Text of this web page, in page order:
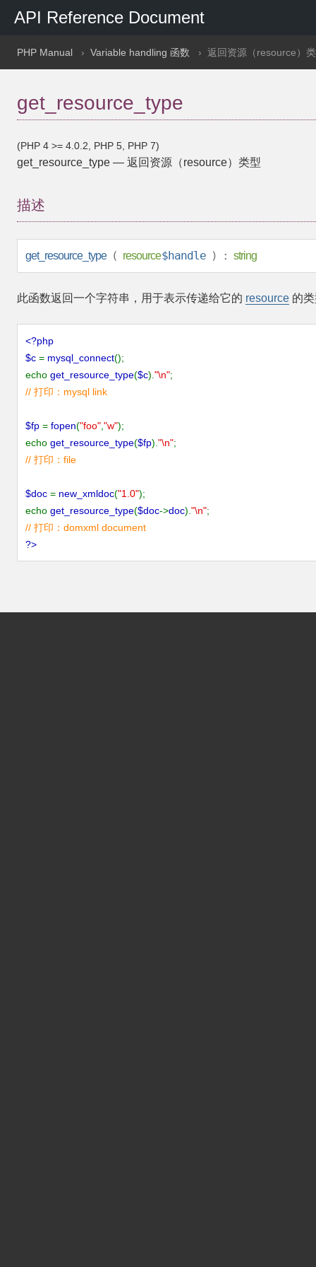
API Reference Document
PHP Manual Variable handling 函数 返回资源（resource）
get_resource_type
(PHP 4 >= 4.0.2, PHP 5, PHP 7)
get_resource_type — 返回资源（resource）类型
描述
get_resource_type( resource$handle ) : string
此函数返回一个字符串，用于表示传递给它的 resource 的
<?php
$c = mysql_connect();
echo get_resource_type($c). "\n";
// 打印：mysql link
$fp = fopen("foo" "w");
echo get_resource_type($fp). "\n";
// 打印：file
$doc = new_xmldoc("1.0");
echo get_resource_type($doc->doc). "\n";
// 打印：domxml document
?>